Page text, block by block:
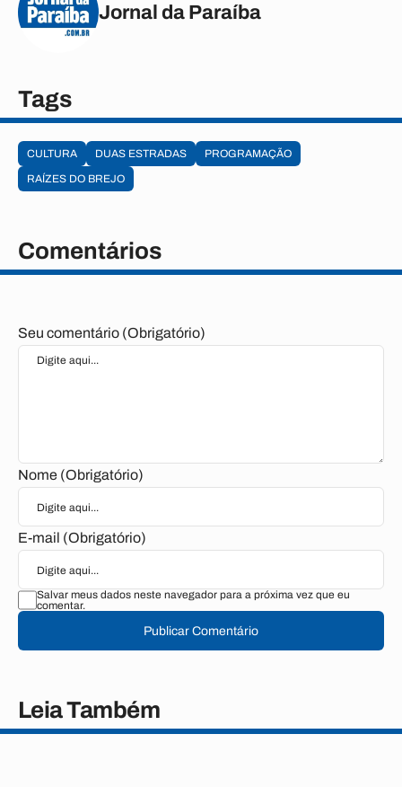
Jornal da Paraíba
Tags
CULTURA DUAS ESTRADAS
PROGRAMAÇÃO
RAÍZES DO BREJO
Comentários
Seu comentário (Obrigatório)
Nome (Obrigatório)
E-mail (Obrigatório)
Salvar meus dados neste navegador para a próxima vez que eu
comentar.
Publicar Comentário
Leia Também